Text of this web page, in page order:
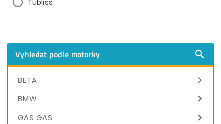
Tubliss
Vyhledat podle motorky 
BETA 
BMW 
GAS GAS 